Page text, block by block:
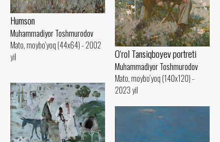
O‘rol Tansiqboyev portreti
Muhammadiyor Toshmurodov
Mato, moybo‘yoq (140x120) -
2023 yil
Humson
Muhammadiyor Toshmurodov
Mato, moybo‘yoq (44x64) - 2002
yil